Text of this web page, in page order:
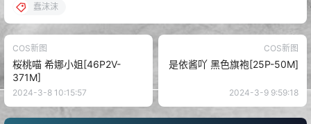
蠢沫沫
COS新图
桜桃喵 希娜小姐[46P2V-
371M]
2024-3-8 10:15:57
COS新图
是依酱吖 黑色旗袍[25P-50M]
2024-3-9 9:59:18